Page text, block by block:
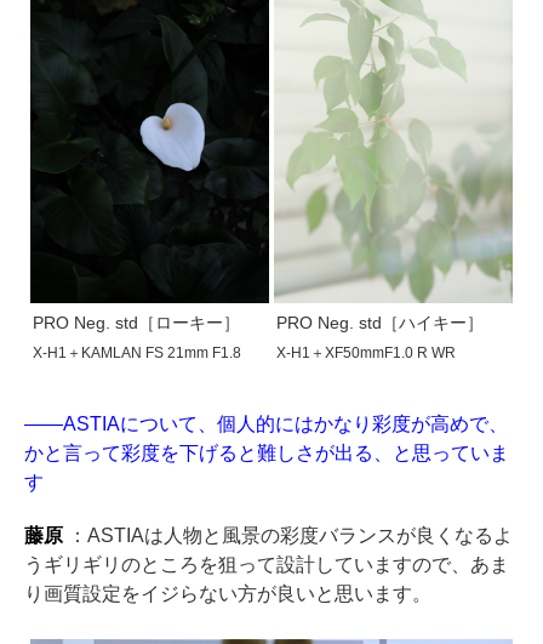
PRO Neg. std［ローキー］
X-H1＋KAMLAN FS 21mm F1.8
PRO Neg. std［ハイキー］
X-H1＋XF50mmF1.0 R WR
——ASTIAについて、個人的にはかなり彩度が高めで、
かと言って彩度を下げると難しさが出る、と思っていま
す
藤原
：ASTIAは人物と風景の彩度バランスが良くなるよ
うギリギリのところを狙って設計していますので、あま
り画質設定をイジらない方が良いと思います。